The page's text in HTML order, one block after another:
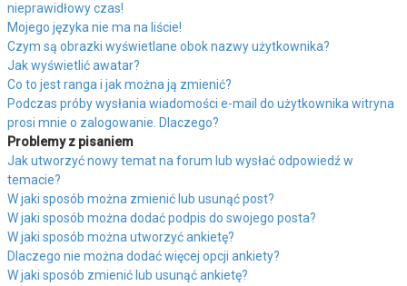
nieprawidłowy czas!
Mojego języka nie ma na liście!
Czym są obrazki wyświetlane obok nazwy użytkownika?
Jak wyświetlić awatar?
Co to jest ranga i jak można ją zmienić?
Podczas próby wysłania wiadomości e-mail do użytkownika witryna
prosi mnie o zalogowanie. Dlaczego?
Problemy z pisaniem
Jak utworzyć nowy temat na forum lub wysłać odpowiedź w
temacie?
W jaki sposób można zmienić lub usunąć post?
W jaki sposób można dodać podpis do swojego posta?
W jaki sposób można utworzyć ankietę?
Dlaczego nie można dodać więcej opcji ankiety?
W jaki sposób zmienić lub usunąć ankietę?